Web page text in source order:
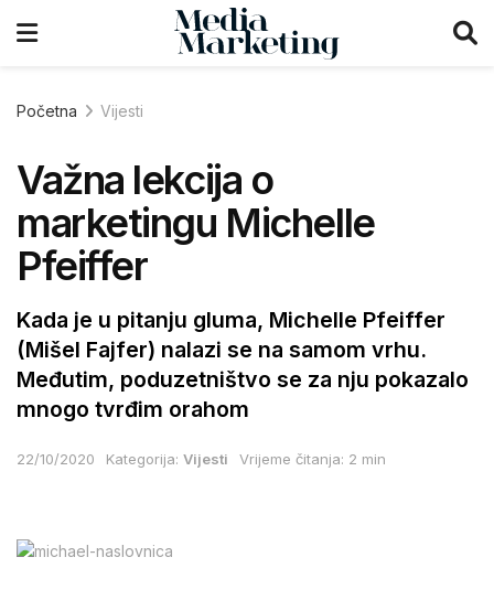
Početna Vijesti
Važna lekcija o
marketingu Michelle
Pfeiffer
Kada je u pitanju gluma, Michelle Pfeiffer
(Mišel Fajfer) nalazi se na samom vrhu.
Međutim, poduzetništvo se za nju pokazalo
mnogo tvrđim orahom
22/10/2020 Kategorija: Vijesti Vrijeme čitanja: 2 min